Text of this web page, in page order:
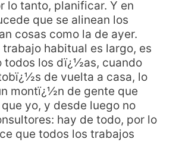
tanto, planificar. Y en
que se alinean los
cosas como la de ayer.
trabajo habitual es largo, es
todos los dï¿½as, cuando
de vuelta a casa, lo
montï¿½n de gente que
yo, y desde luego no
hay de todo, por lo
que todos los trabajos